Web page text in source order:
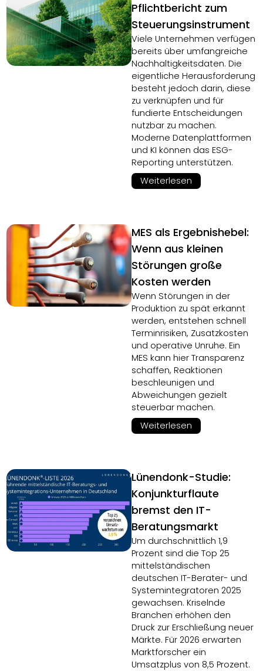
Pflichtbericht zum
Steuerungsinstrument
Viele Unternehmen verfügen
bereits über umfangreiche
Nachhaltigkeitsdaten. Die
eigentliche Herausforderung
besteht jedoch darin, diese
zu verknüpfen und für
fundierte Entscheidungen
nutzbar zu machen.
Moderne Datenplattformen
und KI können das ESG-
Reporting unterstützen.
Weiterlesen
MES als Ergebnishebel:
Wenn aus kleinen
Störungen große
Kosten werden
Wenn Störungen in der
Produktion zu spät erkannt
werden, entstehen schnell
Terminrisiken, Zusatzkosten
und operative Unruhe. Ein
MES kann hier Transparenz
schaffen, Reaktionen
beschleunigen und
Abweichungen gezielt
steuerbar machen.
Weiterlesen
Lünendonk-Studie:
Konjunkturflaute
bremst den IT-
Beratungsmarkt
Um durchschnittlich 1,9
Prozent sind die Top 25
mittelständischen
deutschen IT-Berater- und
Systemintegratoren 2025
gewachsen. Kriselnde
Branchen erhöhen den
Druck zur Erschließung neuer
Märkte. Für 2026 erwarten
Marktforscher ein
Umsatzplus von 8,5 Prozent.